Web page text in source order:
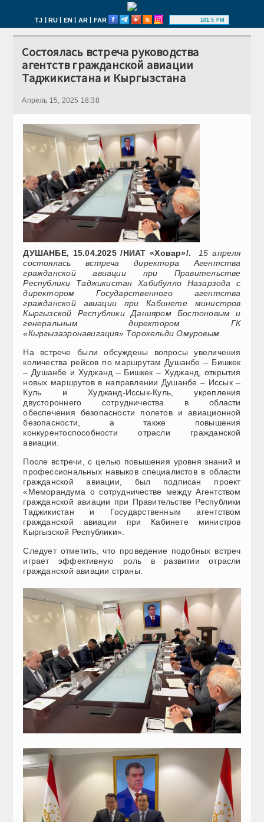
TJ | RU | EN | AR | FAR 101.5 FM
Состоялась встреча руководства
агентств гражданской авиации
Таджикистана и Кыргызстана
Апрель 15, 2025 18:38
ДУШАНБЕ, 15.04.2025 /НИАТ «Ховар»/.
15 апреля
состоялась встреча директора Агентства
гражданской авиации при Правительстве
Республики Таджикистан Хабибулло Назарзода с
директором Государственного агентства
гражданской авиации при Кабинете министров
Кыргызской Республики Данияром Бостоновым и
генеральным директором ГК
«Кыргызаэронавигация» Торокельди Омуровым.
На встрече были обсуждены вопросы увеличения
количества рейсов по маршрутам Душанбе – Бишкек
– Душанбе и Худжанд – Бишкек – Худжанд, открытия
новых маршрутов в направлении Душанбе – Иссык –
Куль и Худжанд-Иссык-Куль, укрепления
двустороннего сотрудничества в области
обеспечения безопасности полетов и авиационной
безопасности, а также повышения
конкурентоспособности отрасли гражданской
авиации.
После встречи, с целью повышения уровня знаний и
профессиональных навыков специалистов в области
гражданской авиации, был подписан проект
«Меморандума о сотрудничестве между Агентством
гражданской авиации при Правительстве Республики
Таджикистан и Государственным агентством
гражданской авиации при Кабинете министров
Кыргызской Республики».
Следует отметить, что проведение подобных встреч
играет эффективную роль в развитии отрасли
гражданской авиации страны.